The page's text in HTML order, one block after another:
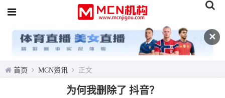
✕
首页 MCN资讯 正文
为何我删除了 抖音？